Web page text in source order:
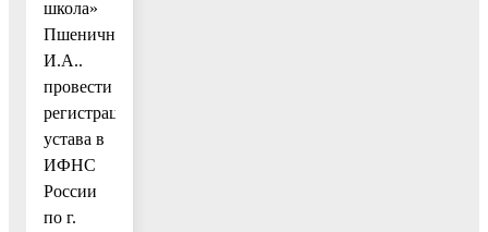
школа»
Пшеничниковой
И.А..
провести
регистрацию
устава в
ИФНС
России
по г.